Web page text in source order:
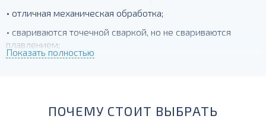
• отличная механическая обработка;
• свариваются точечной сваркой, но не свариваются
плавлением;
Показать полностью
ПОЧЕМУ СТОИТ ВЫБРАТЬ